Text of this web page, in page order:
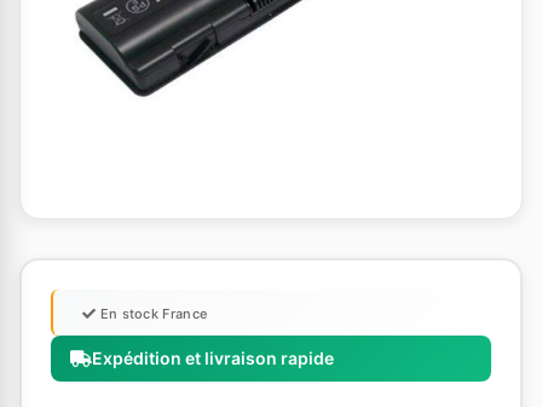
Expédition et livraison rapide
En stock France